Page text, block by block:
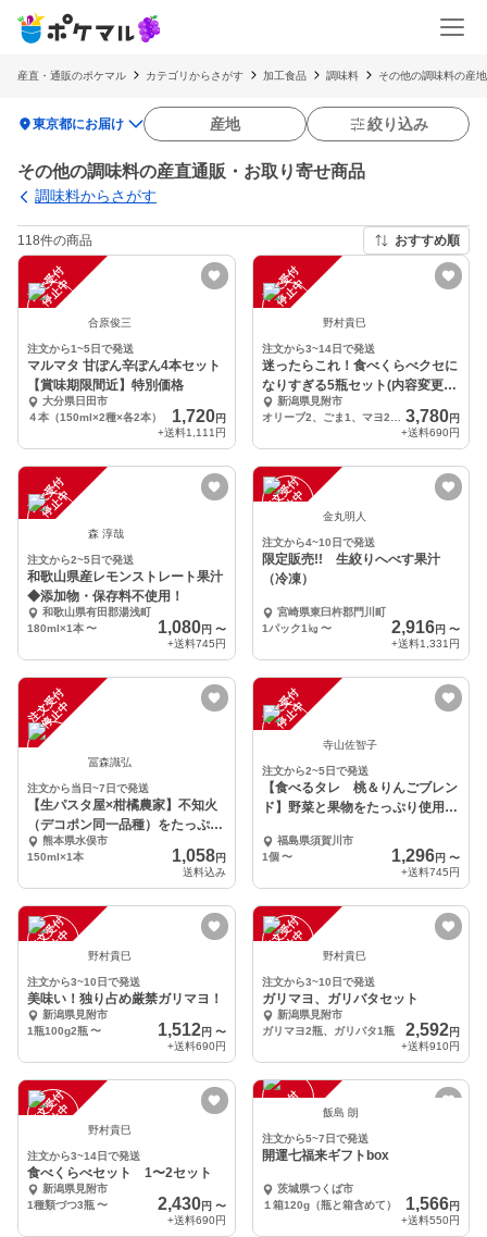
産直・通販のポケマル カテゴリからさがす 加工食品 調味料 その他の調味料の産
location_on東京都にお届け 産地 絞り込み
その他の調味料の産直通販・お取り寄せ商品
調味料からさがす
118件の商品 おすすめ順
注
文
受
付
停
止
中
合原俊三
注文から1~5日で発送
マルマタ 甘ぽん辛ぽん4本セット
【賞味期限間近】特別価格
大分県日田市
４本（150ml×2種×各2本）
1,720円
+送料1,111円
注
文
受
付
停
止
中
野村貴巳
注文から3~14日で発送
迷ったらこれ！食べくらべクセに
なりすぎる5瓶セット(内容変更可
能)新潟県見附市
3,780円
+送料690円
注
文
受
付
停
止
中
森 淳哉
注文から2~5日で発送
和歌山県産レモンストレート果汁
◆添加物・保存料不使用！
和歌山県有田郡湯浅町
180ml×1本〜 1,080円 〜
+送料745円
注
文
受
付
停
止
中 金丸明人
注文から4~10日で発送
限定販売!! 生絞りへべす果汁
（冷凍）
宮崎県東臼杵郡門川町
1パック1㎏ 〜 2,916円 〜
+送料1,331円
注
文
受
付
停
止
中
冨森識弘
注文から当日~7日で発送
【生パスタ屋×柑橘農家】不知火
（デコポン同一品種）をたっぷり
使ったフルーツソース
熊本県水俣市
150ml×1本
1,058円
送料込み
注
文
受
付
停
止
中
寺山佐智子
注文から2~5日で発送
【食べるタレ 桃＆りんごブレン
ド】野菜と果物をたっぷり使用し
福島県須賀川市
1個 〜 1,296円 〜
+送料745円
注
文
受
付
停
止
中 野村貴巳
注文から3~10日で発送
美味い！独り占め厳禁ガリマヨ！
新潟県見附市
1瓶100g2瓶〜 1,512円 〜
+送料690円
注
文
受
付
停
止
中 野村貴巳
注文から3~10日で発送
ガリマヨ、ガリバタセット
新潟県見附市
ガリマヨ2瓶、ガリバタ1瓶
2,592円
+送料910円
注
文
受
付
停
止
中 野村貴巳
注文から3~14日で発送
食べくらべセット 1〜2セット
新潟県見附市
1種類づつ3瓶〜 2,430円 〜
+送料690円
注
文
受
付
停
止 飯島 朗
注文から5~7日で発送
開運七福来ギフトbox
茨城県つくば市
１箱120g（瓶と箱含めて）
1,566円
+送料550円